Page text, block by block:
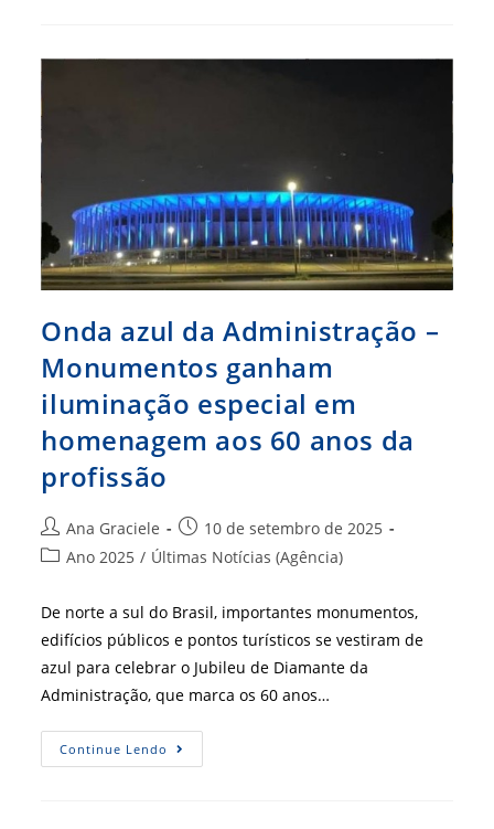
Diamante
Onda azul da Administração –
Monumentos ganham
iluminação especial em
homenagem aos 60 anos da
profissão
Autor
do
Ana Graciele
Post
publicado:
10 de setembro de 2025
Categoria
post:
Ano 2025 / Últimas Notícias (Agência)
De norte a sul do Brasil, importantes monumentos,
edifícios públicos e pontos turísticos se vestiram de
azul para celebrar o Jubileu de Diamante da
Administração, que marca os 60 anos…
Continue Lendo Onda
Azul